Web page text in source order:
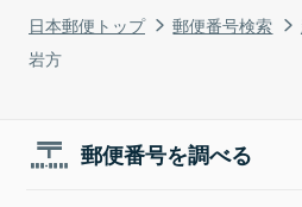
日本郵便トップ 郵便番号検索
岩方
郵便番号を調べる